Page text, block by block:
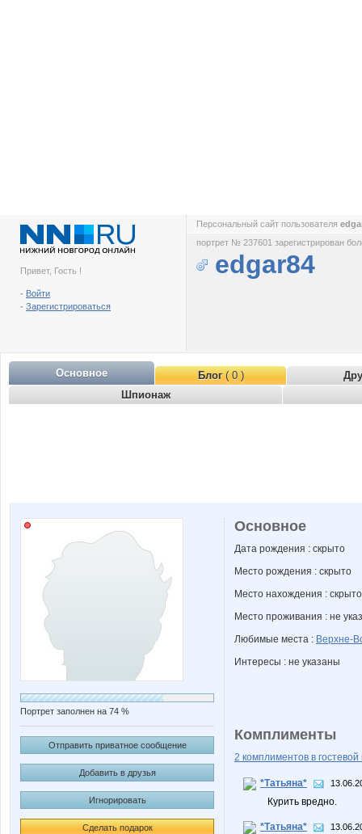
Привет, Гость !
- Войти
- Зарегистрироваться
Персональный сайт пользователя
портрет № 237601 зарегистрирован
edgar84
Основное Блог( 0 )
Шпионаж
Портрет заполнен на 74 %
Отправить приватное сообщение
Добавить в друзья
Игнорировать
Сделать подарок
Основное
Дата рождения : скрыто
Место рождения : скрыто
Место нахождения : скрыто
Место проживания : не
Любимые места : Верхне-
Интересы : не указаны
Комплименты
2 комплиментов в гостевой
*Татьяна*
Курить вредно.
*Татьяна*